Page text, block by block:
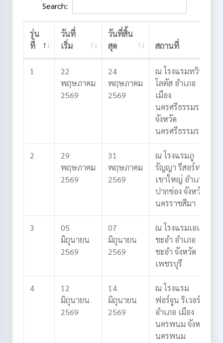
Search:
รุ่น
ที่
วันที่
เริ่ม
วันที่สิ้น
สุด
สถานที่
1
22
พฤษภาคม
2569
24
พฤษภาคม
2569
ณ โรงแรมทวิน
โลตัส อำเภอ
เมือง
นครศรีธรรมราช
จังหวัด
นครศรีธรรมราช
2
29
พฤษภาคม
2569
31
พฤษภาคม
2569
ณ โรงแรมภู
รัญญา รีสอร์ท
เขาใหญ่ อำเภอ
ปากช่อง จังหวัด
นครราชสีมา
3
05
มิถุนายน
2569
07
มิถุนายน
2569
ณ โรงแรมเอเชีย
ชะอำ อำเภอ
ชะอำ จังหวัด
เพชรบุรี
4
12
มิถุนายน
2569
14
มิถุนายน
2569
ณ โรงแรม
ฟอร์จูน ริเวอร์วิว
อำเภอ เมือง
นครพนม จังหวัด
นครพนม